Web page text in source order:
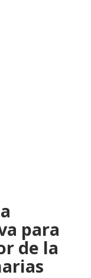
para
de la